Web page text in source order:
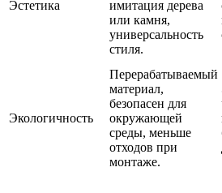
Эстетика
имитация дерева
или камня,
универсальность
стиля.
Экологичность
Перерабатываемый
материал,
безопасен для
окружающей
среды, меньше
отходов при
монтаже.